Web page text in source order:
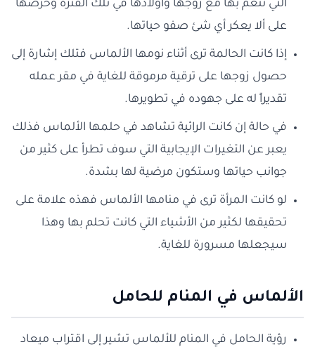
التي تنعم بها مع زوجها وأولادها في تلك الفترة وحرصها
على ألا يعكر أي شئ صفو حياتها.
إذا كانت الحالمة ترى أثناء نومها الألماس فتلك إشارة إلى
حصول زوجها على ترقية مرموقة للغاية في مقر عمله
تقديراً له على جهوده في تطويرها.
في حالة إن كانت الرائية تشاهد في حلمها الألماس فذلك
يعبر عن التغيرات الإيجابية التي سوف تطرأ على كثير من
جوانب حياتها وستكون مرضية لها بشدة.
لو كانت المرأة ترى في منامها الألماس فهذه علامة على
تحقيقها لكثير من الأشياء التي كانت تحلم بها وهذا
سيجعلها مسرورة للغاية.
الألماس في المنام للحامل
رؤية الحامل في المنام للألماس تشير إلى اقتراب ميعاد